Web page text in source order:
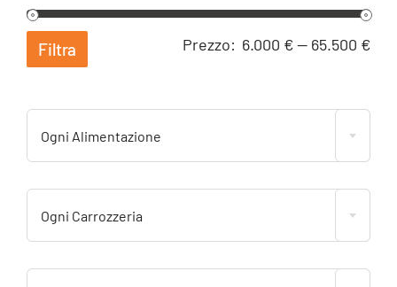
Filtra Prezzo: 6.000 €— 65.500 €
Ogni Alimentazione
Ogni Carrozzeria